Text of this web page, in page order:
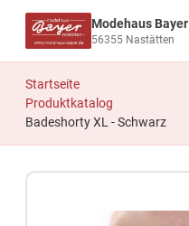
Modehaus Bayer
56355 Nastätten
Startseite
Produktkatalog
Badeshorty XL - Schwarz